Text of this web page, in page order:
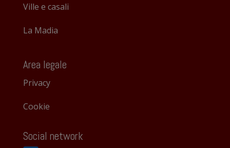
Ville e casali
La Madia
Area legale
Privacy
Cookie
Social network